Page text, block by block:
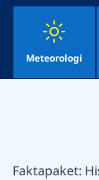
Meteorologi
Faktapaket: